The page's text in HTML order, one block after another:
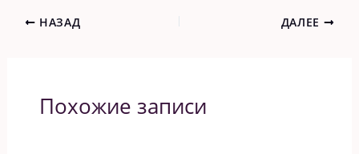
НАЗАД ДАЛЕЕ
Похожие записи